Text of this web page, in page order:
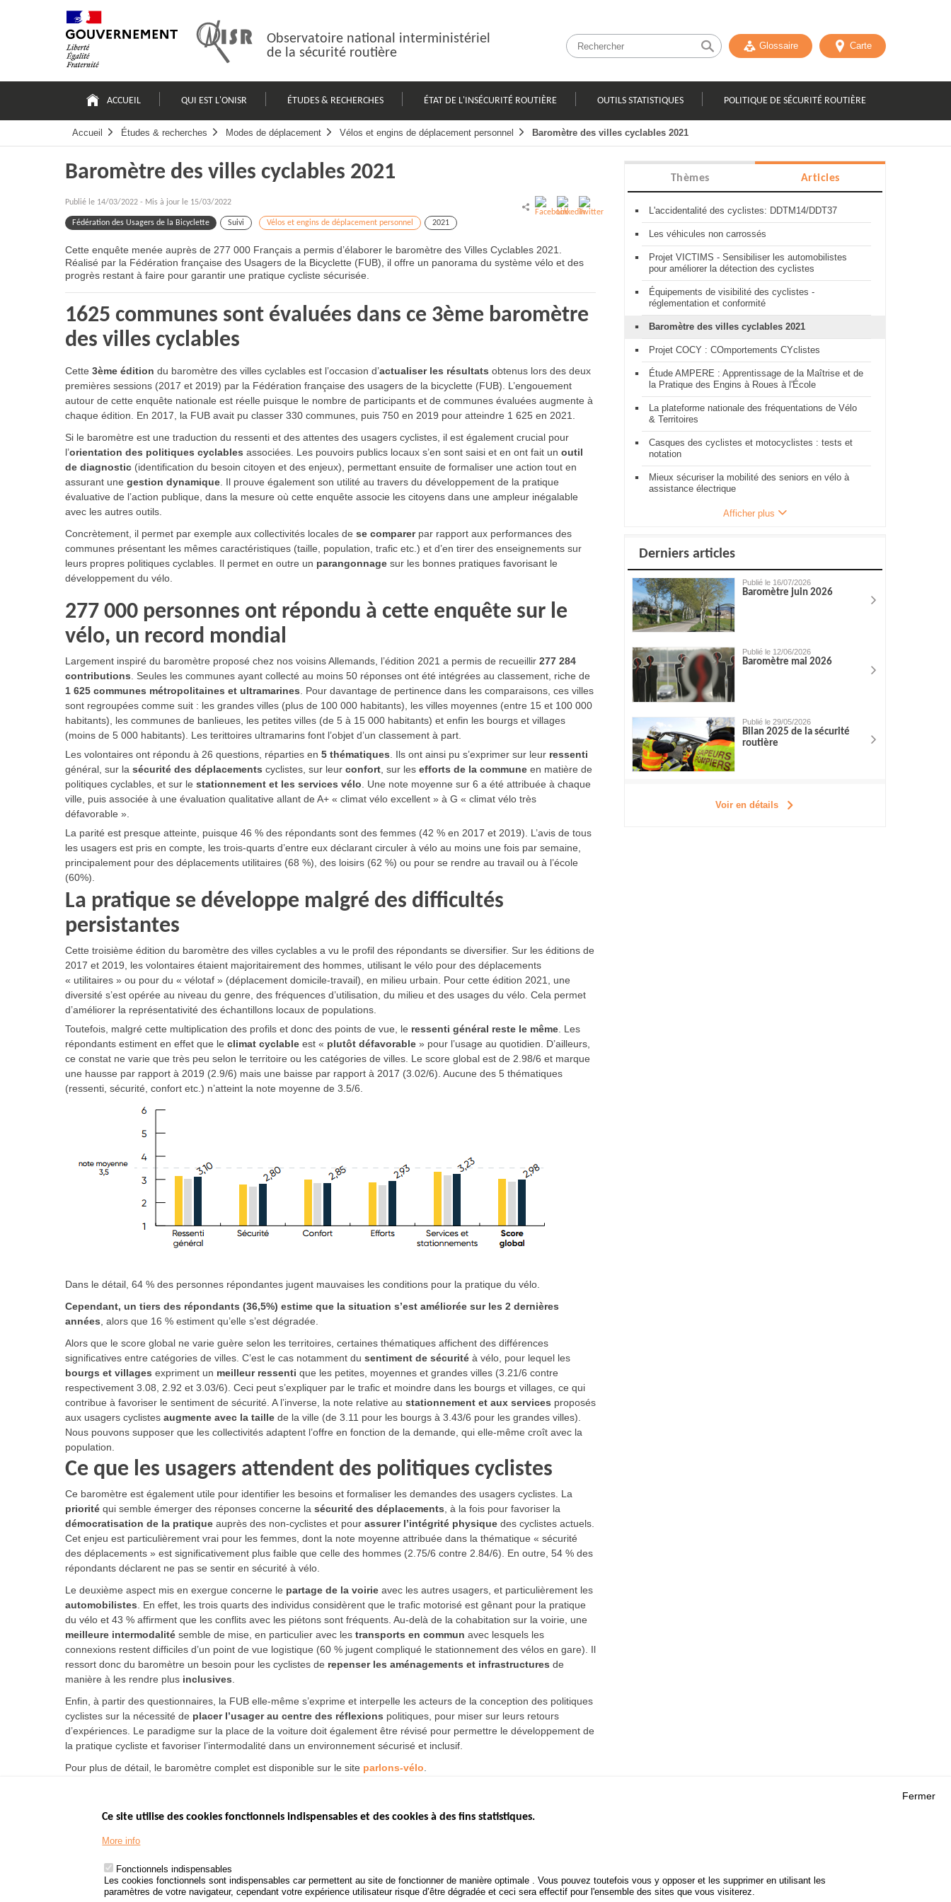
Observatoire national interministériel
de la sécurité routière
Glossaire Carte
principale
ACCUEIL QUI EST L'ONISR ÉTUDES & RECHERCHES ÉTAT DE L'INSÉCURITÉ ROUTIÈRE OUTILS STATISTIQUES POLITIQUE DE SÉCURITÉ ROUTIÈRE
Accueil Études & recherches Modes de déplacement Vélos et engins de déplacement personnel Baromètre des villes cyclables 2021
Baromètre des villes cyclables 2021
Publié le 14/03/2022 - Mis à jour le 15/03/2022
Fédération des Usagers de la Bicyclette Suivi Vélos et engins de déplacement personnel 2021
Cette enquête menée auprès de 277 000 Français a permis d’élaborer le baromètre des Villes Cyclables 2021.
Réalisé par la Fédération française des Usagers de la Bicyclette (FUB), il offre un panorama du système vélo et des
progrès restant à faire pour garantir une pratique cycliste sécurisée.
1625 communes sont évaluées dans ce 3ème baromètre
des villes cyclables
Cette 3ème édition du baromètre des villes cyclables est l’occasion d’actualiser les résultats obtenus lors des deux
premières sessions (2017 et 2019) par la Fédération française des usagers de la bicyclette (FUB). L’engouement
autour de cette enquête nationale est réelle puisque le nombre de participants et de communes évaluées augmente à
chaque édition. En 2017, la FUB avait pu classer 330 communes, puis 750 en 2019 pour atteindre 1 625 en 2021.
Si le baromètre est une traduction du ressenti et des attentes des usagers cyclistes, il est également crucial pour
l’orientation des politiques cyclables associées. Les pouvoirs publics locaux s’en sont saisi et en ont fait un outil
de diagnostic (identification du besoin citoyen et des enjeux), permettant ensuite de formaliser une action tout en
assurant une gestion dynamique . Il prouve également son utilité au travers du développement de la pratique
évaluative de l’action publique, dans la mesure où cette enquête associe les citoyens dans une ampleur inégalable
avec les autres outils.
Concrètement, il permet par exemple aux collectivités locales de se comparerpar rapport aux performances des
communes présentant les mêmes caractéristiques (taille, population, trafic etc.) et d’en tirer des enseignements sur
leurs propres politiques cyclables. Il permet en outre un parangonnage sur les bonnes pratiques favorisant le
développement du vélo.
277 000 personnes ont répondu à cette enquête sur le
vélo, un record mondial
Largement inspiré du baromètre proposé chez nos voisins Allemands, l’édition 2021 a permis de recueillir 277 284
contributions . Seules les communes ayant collecté au moins 50 réponses ont été intégrées au classement, riche de
1 625 communes métropolitaines et ultramarines . Pour davantage de pertinence dans les comparaisons, ces villes
sont regroupées comme suit : les grandes villes (plus de 100 000 habitants), les villes moyennes (entre 15 et 100 000
habitants), les communes de banlieues, les petites villes (de 5 à 15 000 habitants) et enfin les bourgs et villages
(moins de 5 000 habitants). Les terittoires ultramarins font l’objet d’un classement à part.
Les volontaires ont répondu à 26 questions, réparties en 5 thématiques . Ils ont ainsi pu s’exprimer sur leur ressenti
général, sur la sécurité des déplacements cyclistes, sur leur confort , sur les efforts de la commune en matière de
politiques cyclables, et sur le stationnement et les services vélo . Une note moyenne sur 6 a été attribuée à chaque
ville, puis associée à une évaluation qualitative allant de A+ « climat vélo excellent » à G « climat vélo très
défavorable ».
La parité est presque atteinte, puisque 46 % des répondants sont des femmes (42 % en 2017 et 2019). L’avis de tous
les usagers est pris en compte, les trois-quarts d’entre eux déclarant circuler à vélo au moins une fois par semaine,
principalement pour des déplacements utilitaires (68 %), des loisirs (62 %) ou pour se rendre au travail ou à l’école
(60%).
La pratique se développe malgré des difficultés
persistantes
Cette troisième édition du baromètre des villes cyclables a vu le profil des répondants se diversifier. Sur les éditions de
2017 et 2019, les volontaires étaient majoritairement des hommes, utilisant le vélo pour des déplacements
« utilitaires » ou pour du « vélotaf » (déplacement domicile-travail), en milieu urbain. Pour cette édition 2021, une
diversité s’est opérée au niveau du genre, des fréquences d’utilisation, du milieu et des usages du vélo. Cela permet
d’améliorer la représentativité des échantillons locaux de populations.
Toutefois, malgré cette multiplication des profils et donc des points de vue, le ressenti général reste le même . Les
répondants estiment en effet que le climat cyclable est « plutôt défavorable » pour l’usage au quotidien. D’ailleurs,
ce constat ne varie que très peu selon le territoire ou les catégories de villes. Le score global est de 2.98/6 et marque
une hausse par rapport à 2019 (2.9/6) mais une baisse par rapport à 2017 (3.02/6). Aucune des 5 thématiques
(ressenti, sécurité, confort etc.) n’atteint la note moyenne de 3.5/6.
Dans le détail, 64 % des personnes répondantes jugent mauvaises les conditions pour la pratique du vélo.
Cependant, un tiers des répondants (36,5%) estime que la situation s’est améliorée sur les 2 dernières
années , alors que 16 % estiment qu’elle s’est dégradée.
Alors que le score global ne varie guère selon les territoires, certaines thématiques affichent des différences
significatives entre catégories de villes. C’est le cas notamment du sentiment de sécurité à vélo, pour lequel les
bourgs et villages expriment un meilleur ressenti que les petites, moyennes et grandes villes (3.21/6 contre
respectivement 3.08, 2.92 et 3.03/6). Ceci peut s’expliquer par le trafic et moindre dans les bourgs et villages, ce qui
contribue à favoriser le sentiment de sécurité. A l’inverse, la note relative au stationnement et aux services proposés
aux usagers cyclistes augmente avec la taille de la ville (de 3.11 pour les bourgs à 3.43/6 pour les grandes villes).
Nous pouvons supposer que les collectivités adaptent l’offre en fonction de la demande, qui elle-même croît avec la
population.
Ce que les usagers attendent des politiques cyclistes
Ce baromètre est également utile pour identifier les besoins et formaliser les demandes des usagers cyclistes. La
priorité qui semble émerger des réponses concerne la sécurité des déplacements , à la fois pour favoriser la
démocratisation de la pratique auprès des non-cyclistes et pour assurer l’intégrité physique des cyclistes actuels.
Cet enjeu est particulièrement vrai pour les femmes, dont la note moyenne attribuée dans la thématique « sécurité
des déplacements » est significativement plus faible que celle des hommes (2.75/6 contre 2.84/6). En outre, 54 % des
répondants déclarent ne pas se sentir en sécurité à vélo.
Le deuxième aspect mis en exergue concerne le partage de la voirie avec les autres usagers, et particulièrement les
automobilistes . En effet, les trois quarts des individus considèrent que le trafic motorisé est gênant pour la pratique
du vélo et 43 % affirment que les conflits avec les piétons sont fréquents. Au-delà de la cohabitation sur la voirie, une
meilleure intermodalité semble de mise, en particulier avec les transports en commun avec lesquels les
connexions restent difficiles d’un point de vue logistique (60 % jugent compliqué le stationnement des vélos en gare). Il
ressort donc du baromètre un besoin pour les cyclistes de repenser les aménagements et infrastructures de
manière à les rendre plus inclusives
Enfin, à partir des questionnaires, la FUB elle-même s’exprime et interpelle les acteurs de la conception des politiques
cyclistes sur la nécessité de placer l’usager au centre des réflexions politiques, pour miser sur leurs retours
d’expériences. Le paradigme sur la place de la voiture doit également être révisé pour permettre le développement de
la pratique cycliste et favoriser l’intermodalité dans un environnement sécurisé et inclusif.
Pour plus de détail, le baromètre complet est disponible sur le site parlons-vélo
Thèmes Articles
L'accidentalité des cyclistes: DDTM14/DDT37
Les véhicules non carrossés
Projet VICTIMS - Sensibiliser les automobilistes
pour améliorer la détection des cyclistes
Équipements de visibilité des cyclistes -
réglementation et conformité
Baromètre des villes cyclables 2021
Projet COCY : COmportements CYclistes
Étude AMPERE : Apprentissage de la Maîtrise et de
la Pratique des Engins à Roues à l'École
La plateforme nationale des fréquentations de Vélo
& Territoires
Casques des cyclistes et motocyclistes : tests et
notation
Mieux sécuriser la mobilité des seniors en vélo à
assistance électrique
Afficher plus
Derniers articles
Publié le 16/07/2026
Baromètre juin 2026
Publié le 12/06/2026
Baromètre mai 2026
Publié le 29/05/2026
Bilan 2025 de la sécurité
routière
Voir en détails
www.legifrance.gouv.fr
www.service-public.fr
Bilan annuel des infractions
POLITIQUE DE SÉCURITÉ
ROUTIÈRE
Fermer
Ce site utilise des cookies fonctionnels indispensables et des cookies à des fins statistiques.
More info
Fonctionnels indispensables
Les cookies fonctionnels sont indispensables car permettent au site de fonctionner de manière optimale . Vous pouvez toutefois vous y opposer et les supprimer en utilisant les
paramètres de votre navigateur, cependant votre expérience utilisateur risque d’être dégradée et ceci sera effectif pour l'ensemble des sites que vous visiterez.